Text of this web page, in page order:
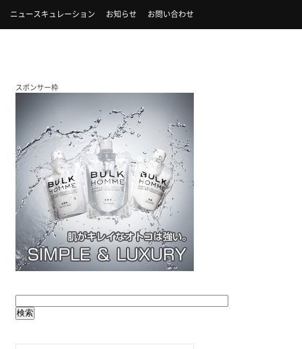
ニュースキュレーション お知らせ お問い合わせ
スポンサー枠